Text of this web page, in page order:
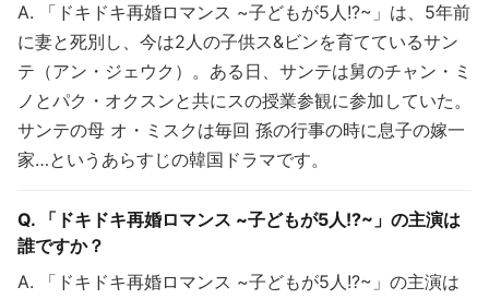
A. 「ドキドキ再婚ロマンス ~子どもが5人!?~」は、5年前
に妻と死別し、今は2人の子供ス&ビンを育てているサン
テ（アン・ジェウク）。ある日、サンテは舅のチャン・ミ
ノとパク・オクスンと共にスの授業参観に参加していた。
サンテの母 オ・ミスクは毎回 孫の行事の時に息子の嫁一
家…というあらすじの韓国ドラマです。
Q. 「ドキドキ再婚ロマンス ~子どもが5人!?~」の主演は
誰ですか？
A. 「ドキドキ再婚ロマンス ~子どもが5人!?~」の主演は